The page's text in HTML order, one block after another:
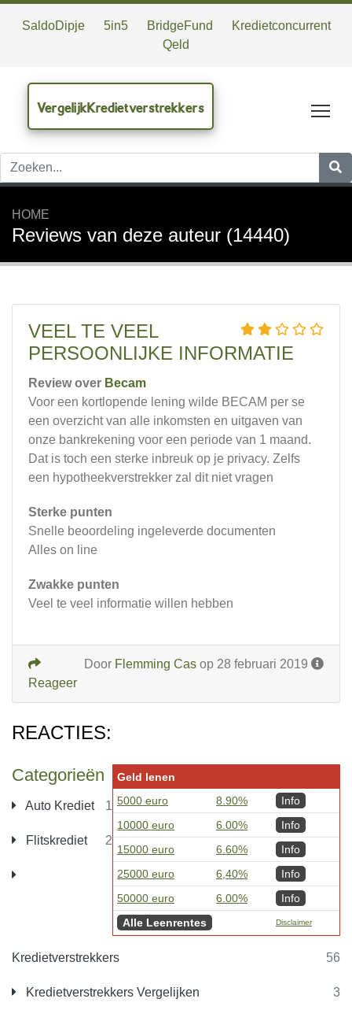
SaldoDipje 5in5 BridgeFund
Kredietconcurrent
Qeld
VergelijkKredietverstrekkers
HOME
Reviews van deze auteur (14440)
Geld lenen
5000 euro
8.90%
Info
10000 euro
6.00%
Info
15000 euro
6.60%
Info
25000 euro
6,40%
Info
50000 euro
6.00%
Info
Alle Leenrentes
Disclaimer
Categorieën
Auto Krediet 1
Flitskrediet 2
Kredietverstrekkers 56
Kredietverstrekkers Vergelijken 3
VEEL TE VEEL
PERSOONLIJKE INFORMATIE
Review over Becam
Voor een kortlopende lening wilde BECAM per se
een overzicht van alle inkomsten en uitgaven van
onze bankrekening voor een periode van 1 maand.
Dat is toch een sterke inbreuk op je privacy. Zelfs
een hypotheekverstrekker zal dit niet vragen
Sterke punten
Snelle beoordeling ingeleverde documenten
Alles on line
Zwakke punten
Veel te veel informatie willen hebben
Door Flemming Cas op 28 februari 2019
Reageer
REACTIES: